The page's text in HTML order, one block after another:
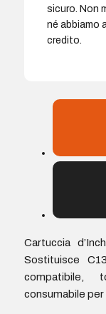
sicuro. Non
né abbiamo
credito.
Cartuccia
Sostituisce
compatibile,
consumabile